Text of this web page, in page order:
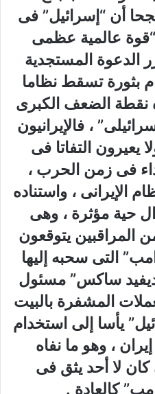
أن “إسرائيل” فى
“قوة عالمية عظمى
الدعوة المستجدية
بثورة تسقط نظاما
نقطة الضعف الكبرى
، فالإيرانيون
يعيرون التفاتا فى
فى زمن الحرب ،
الإيرانى ، واستناده
حية مؤثرة ، وهى
المراقبين يتوقعون
التى سحبه إليها
“ديفيد ساكس” مسئول
المشفرة بالبيت
يأسا إلى استخدام
، وهو ما نفاه
كان لا أحد يثق فى
كالعادة .